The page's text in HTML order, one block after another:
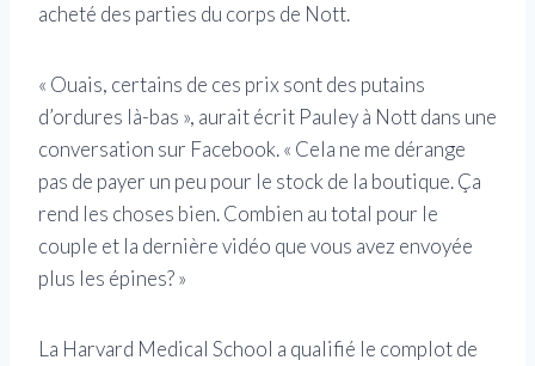
acheté des parties du corps de Nott.
« Ouais, certains de ces prix sont des putains
d’ordures là-bas », aurait écrit Pauley à Nott dans une
conversation sur Facebook. « Cela ne me dérange
pas de payer un peu pour le stock de la boutique. Ça
rend les choses bien. Combien au total pour le
couple et la dernière vidéo que vous avez envoyée
plus les épines? »
La Harvard Medical School a qualifié le complot de